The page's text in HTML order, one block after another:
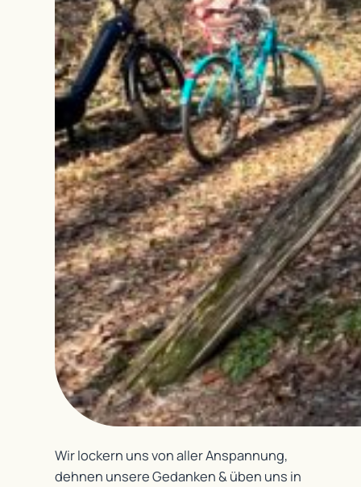
Wir lockern uns von aller Anspannung,
dehnen unsere Gedanken & üben uns in